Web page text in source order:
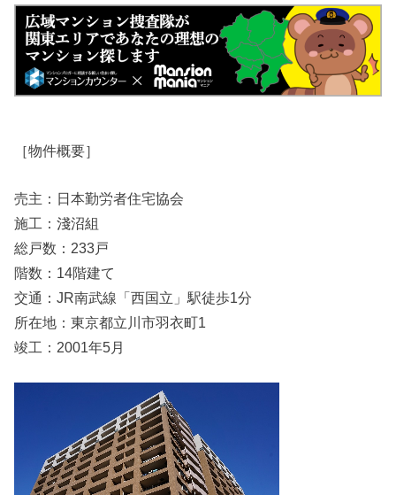
［物件概要］
売主：日本勤労者住宅協会
施工：淺沼組
総戸数：233戸
階数：14階建て
交通：JR南武線「西国立」駅徒歩1分
所在地：東京都立川市羽衣町1
竣工：2001年5月